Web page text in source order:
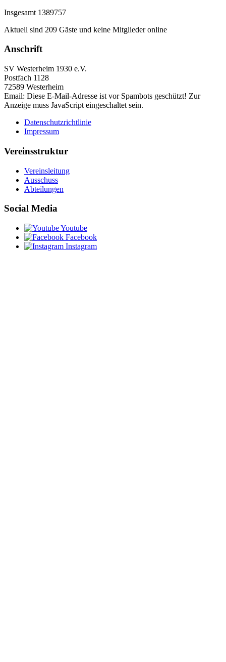
Insgesamt 1389757
Aktuell sind 209 Gäste und keine Mitglieder online
Anschrift
SV Westerheim 1930 e.V.
Postfach 1128
72589 Westerheim
Email: Diese E-Mail-Adresse ist vor Spambots geschützt! Zur
Anzeige muss JavaScript eingeschaltet sein.
Datenschutzrichtlinie
Impressum
Vereinsstruktur
Vereinsleitung
Ausschuss
Abteilungen
Social Media
Youtube
Facebook
Instagram